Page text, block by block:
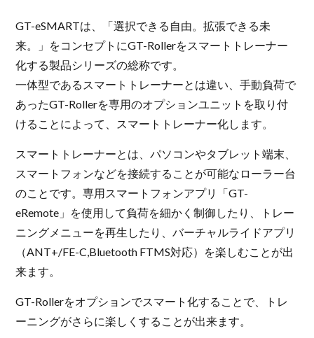
GT-eSMARTは、「選択できる自由。拡張できる未
来。」をコンセプトにGT-Rollerをスマートトレーナー
化する製品シリーズの総称です。
一体型であるスマートトレーナーとは違い、手動負荷で
あったGT-Rollerを専用のオプションユニットを取り付
けることによって、スマートトレーナー化します。
スマートトレーナーとは、パソコンやタブレット端末、
スマートフォンなどを接続することが可能なローラー台
のことです。専用スマートフォンアプリ「GT-
eRemote」を使用して負荷を細かく制御したり、トレー
ニングメニューを再生したり、バーチャルライドアプリ
（ANT+/FE-C,Bluetooth FTMS対応）を楽しむことが出
来ます。
GT-Rollerをオプションでスマート化することで、トレ
ーニングがさらに楽しくすることが出来ます。